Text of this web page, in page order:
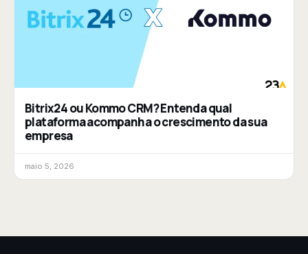
Bitrix24 ou Kommo CRM? Entenda qual
plataforma acompanha o crescimento da sua
empresa
maio 5, 2026